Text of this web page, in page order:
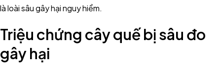
là loài sâu gây hại nguy hiểm.
Triệu chứng cây quế bị sâu đo
gây hại